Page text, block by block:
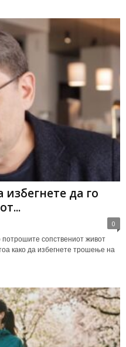
избегнете да го
0
потрошите сопствениот живот
како да избегнете трошење на